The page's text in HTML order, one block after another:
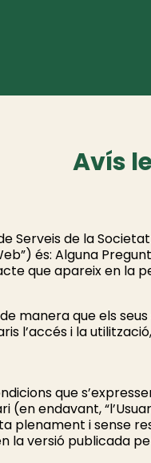
Avís
Serveis de la
és: Alguna
que apareix en la
manera que els
l’accés i la
que
endavant,
plenament i sense
la versió publicada